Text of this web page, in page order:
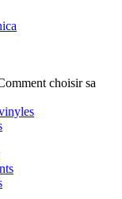
choisir sa